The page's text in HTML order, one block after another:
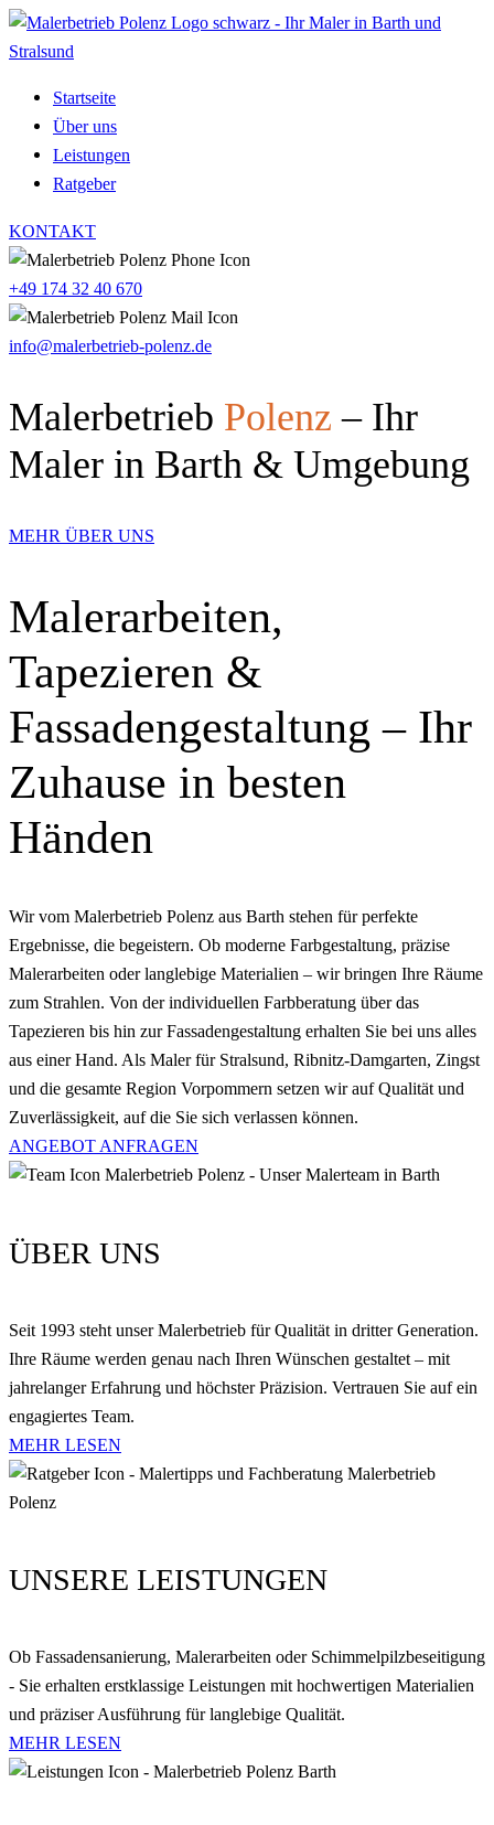
Startseite
Über uns
Leistungen
Ratgeber
KONTAKT
+49 174 32 40 670
info@malerbetrieb-polenz.de
Malerbetrieb Polenz – Ihr
Maler in Barth & Umgebung
MEHR ÜBER UNS
Malerarbeiten,
Tapezieren &
Fassadengestaltung – Ihr
Zuhause in besten
Händen
Wir vom Malerbetrieb Polenz aus Barth stehen für perfekte
Ergebnisse, die begeistern. Ob moderne Farbgestaltung, präzise
Malerarbeiten oder langlebige Materialien – wir bringen Ihre Räume
zum Strahlen. Von der individuellen Farbberatung über das
Tapezieren bis hin zur Fassadengestaltung erhalten Sie bei uns alles
aus einer Hand. Als Maler für Stralsund, Ribnitz-Damgarten, Zingst
und die gesamte Region Vorpommern setzen wir auf Qualität und
Zuverlässigkeit, auf die Sie sich verlassen können.
ANGEBOT ANFRAGEN
ÜBER UNS
Seit 1993 steht unser Malerbetrieb für Qualität in dritter Generation.
Ihre Räume werden genau nach Ihren Wünschen gestaltet – mit
jahrelanger Erfahrung und höchster Präzision. Vertrauen Sie auf ein
engagiertes Team.
MEHR LESEN
UNSERE LEISTUNGEN
Ob Fassadensanierung, Malerarbeiten oder Schimmelpilzbeseitigung
- Sie erhalten erstklassige Leistungen mit hochwertigen Materialien
und präziser Ausführung für langlebige Qualität.
MEHR LESEN